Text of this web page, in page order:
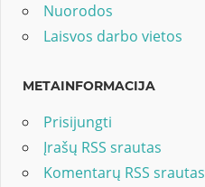
Nuorodos
Laisvos darbo vietos
METAINFORMACIJA
Prisijungti
Įrašų RSS srautas
Komentarų RSS srautas